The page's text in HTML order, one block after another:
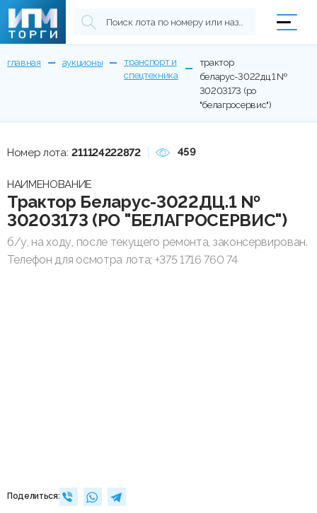
главная аукционы
транспорт и
спецтехника
трактор
беларус-3022дц.1 №
30203173 (ро
"белагросервис")
Поделиться:
Номер лота: 211124222872 459
НАИМЕНОВАНИЕ
Трактор Беларус-3022ДЦ.1 №
30203173 (РО "БЕЛАГРОСЕРВИС")
б/у, на ходу, после текущего ремонта, законсервирован.
Телефон для осмотра лота; +375 1716 760 74